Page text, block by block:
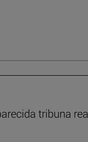
tribuna